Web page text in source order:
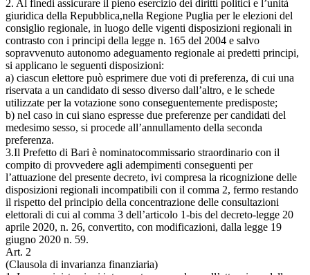
2. Al finedi assicurare il pieno esercizio dei diritti politici e l’unità
giuridica della Repubblica,nella Regione Puglia per le elezioni del
consiglio regionale, in luogo delle vigenti disposizioni regionali in
contrasto con i principi della legge n. 165 del 2004 e salvo
sopravvenuto autonomo adeguamento regionale ai predetti principi,
si applicano le seguenti disposizioni:
a) ciascun elettore può esprimere due voti di preferenza, di cui una
riservata a un candidato di sesso diverso dall’altro, e le schede
utilizzate per la votazione sono conseguentemente predisposte;
b) nel caso in cui siano espresse due preferenze per candidati del
medesimo sesso, si procede all’annullamento della seconda
preferenza.
3.Il Prefetto di Bari è nominatocommissario straordinario con il
compito di provvedere agli adempimenti conseguenti per
l’attuazione del presente decreto, ivi compresa la ricognizione delle
disposizioni regionali incompatibili con il comma 2, fermo restando
il rispetto del principio della concentrazione delle consultazioni
elettorali di cui al comma 3 dell’articolo 1-bis del decreto-legge 20
aprile 2020, n. 26, convertito, con modificazioni, dalla legge 19
giugno 2020 n. 59.
Art. 2
(Clausola di invarianza finanziaria)